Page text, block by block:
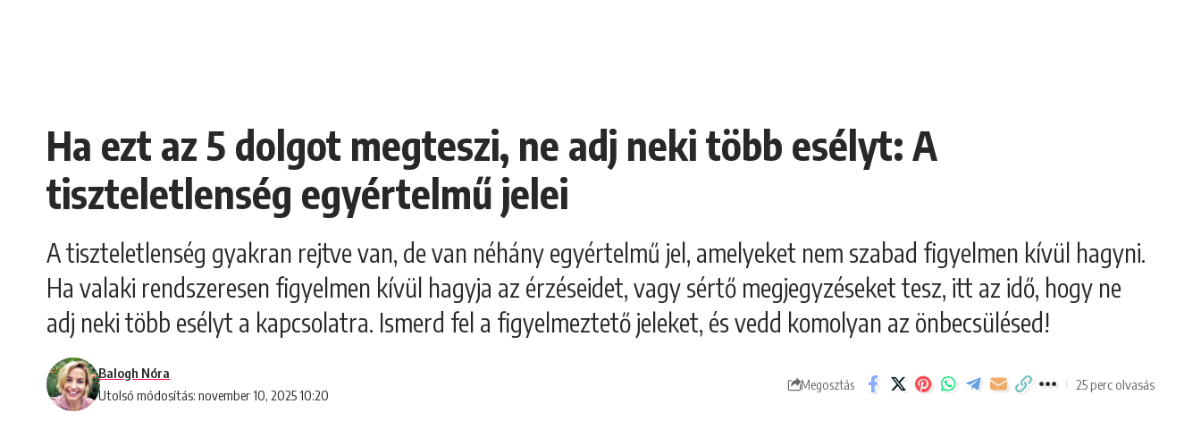
Ha ezt az 5 dolgot megteszi, ne adj neki több esélyt: A
tiszteletlenség egyértelmű jelei
A tiszteletlenség gyakran rejtve van, de van néhány egyértelmű jel, amelyeket nem szabad figyelmen kívül hagyni.
Ha valaki rendszeresen figyelmen kívül hagyja az érzéseidet, vagy sértő megjegyzéseket tesz, itt az idő, hogy ne
adj neki több esélyt a kapcsolatra. Ismerd fel a figyelmeztető jeleket, és vedd komolyan az önbecsülésed!
Utolsó módosítás: november 10, 2025 10:20
Balogh Nóra
Megosztás 25 perc olvasás